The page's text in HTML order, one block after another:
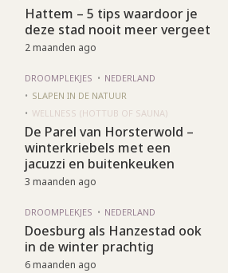
Hattem – 5 tips waardoor je
deze stad nooit meer vergeet
2 maanden ago
DROOMPLEKJES
NEDERLAND
SLAPEN IN DE NATUUR
WELLNESS (HOTTUB OF SAUNA)
De Parel van Horsterwold –
winterkriebels met een
jacuzzi en buitenkeuken
3 maanden ago
DROOMPLEKJES NEDERLAND
Doesburg als Hanzestad ook
in de winter prachtig
6 maanden ago